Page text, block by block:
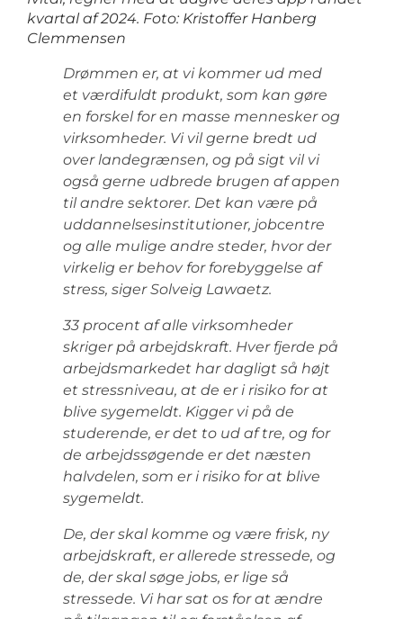
kvartal af 2024. Foto: Kristoffer Hanberg
Clemmensen
Drømmen er, at vi kommer ud med
et værdifuldt produkt, som kan gøre
en forskel for en masse mennesker og
virksomheder. Vi vil gerne bredt ud
over landegrænsen, og på sigt vil vi
også gerne udbrede brugen af appen
til andre sektorer. Det kan være på
uddannelsesinstitutioner, jobcentre
og alle mulige andre steder, hvor der
virkelig er behov for forebyggelse af
stress, siger Solveig Lawaetz.
33 procent af alle virksomheder
skriger på arbejdskraft. Hver fjerde på
arbejdsmarkedet har dagligt så højt
et stressniveau, at de er i risiko for at
blive sygemeldt. Kigger vi på de
studerende, er det to ud af tre, og for
de arbejdssøgende er det næsten
halvdelen, som er i risiko for at blive
sygemeldt.
De, der skal komme og være frisk, ny
arbejdskraft, er allerede stressede, og
de, der skal søge jobs, er lige så
stressede. Vi har sat os for at ændre